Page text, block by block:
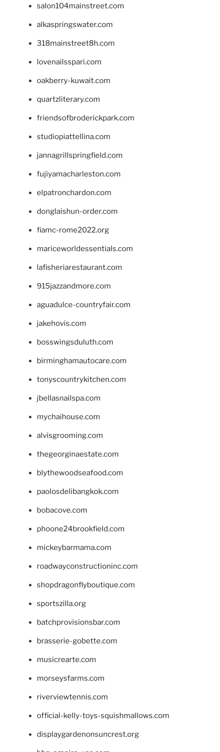
salon104mainstreet.com
alkaspringswater.com
318mainstreet8h.com
lovenailsspari.com
oakberry-kuwait.com
quartzliterary.com
friendsofbroderickpark.com
studiopiattellina.com
jannagrillspringfield.com
fujiyamacharleston.com
elpatronchardon.com
donglaishun-order.com
fiamc-rome2022.org
mariceworldessentials.com
lafisheriarestaurant.com
915jazzandmore.com
aguadulce-countryfair.com
jakehovis.com
bosswingsduluth.com
birminghamautocare.com
tonyscountrykitchen.com
jbellasnailspa.com
mychaihouse.com
alvisgrooming.com
thegeorginaestate.com
blythewoodseafood.com
paolosdelibangkok.com
bobacove.com
phoone24brookfield.com
mickeybarmama.com
roadwayconstructioninc.com
shopdragonflyboutique.com
sportszilla.org
batchprovisionsbar.com
brasserie-gobette.com
musicrearte.com
morseysfarms.com
riverviewtennis.com
official-kelly-toys-squishmallows.com
displaygardenonsuncrest.org